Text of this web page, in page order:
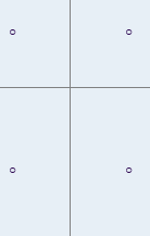
○ ○
○ ○